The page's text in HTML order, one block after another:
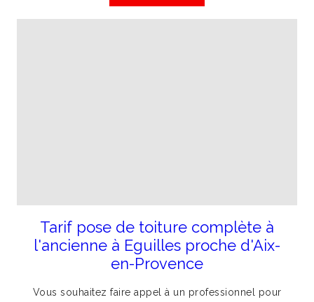
Tarif pose de toiture complète à
l'ancienne à Eguilles proche d'Aix-
en-Provence
Vous souhaitez faire appel à un professionnel pour